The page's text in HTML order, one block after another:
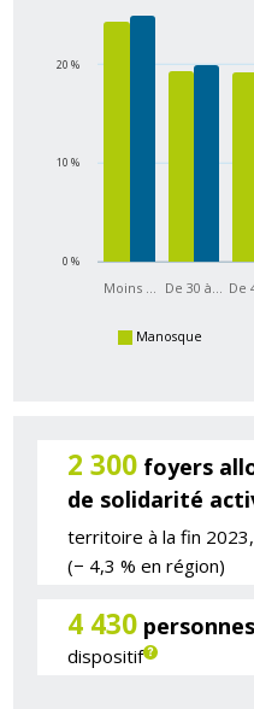
Moins … De 30 à… De
0 %
10 %
20 %
Manosque
2 300 foyers
de solidarité
territoire à la fin
(− 4,3 % en région)
4 430
dispositif